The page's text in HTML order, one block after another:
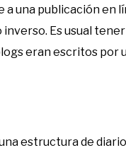
a una publicación en
Es usual
eran escritos por
estructura de